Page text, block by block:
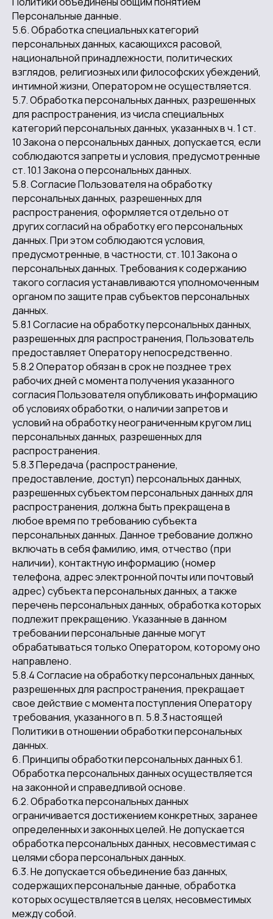
Персональные данные.
5.6. Обработка специальных категорий
персональных данных, касающихся расовой,
национальной принадлежности, политических
взглядов, религиозных или философских убеждений,
интимной жизни, Оператором не осуществляется.
5.7. Обработка персональных данных, разрешенных
для распространения, из числа специальных
категорий персональных данных, указанных в ч. 1 ст.
10 Закона о персональных данных, допускается, если
соблюдаются запреты и условия, предусмотренные
ст. 10.1 Закона о персональных данных.
5.8. Согласие Пользователя на обработку
персональных данных, разрешенных для
распространения, оформляется отдельно от
других согласий на обработку его персональных
данных. При этом соблюдаются условия,
предусмотренные, в частности, ст. 10.1 Закона о
персональных данных. Требования к содержанию
такого согласия устанавливаются уполномоченным
органом по защите прав субъектов персональных
данных.
5.8.1 Согласие на обработку персональных данных,
разрешенных для распространения, Пользователь
предоставляет Оператору непосредственно.
5.8.2 Оператор обязан в срок не позднее трех
рабочих дней с момента получения указанного
согласия Пользователя опубликовать информацию
об условиях обработки, о наличии запретов и
условий на обработку неограниченным кругом лиц
персональных данных, разрешенных для
распространения.
5.8.3 Передача (распространение,
предоставление, доступ) персональных данных,
разрешенных субъектом персональных данных для
распространения, должна быть прекращена в
любое время по требованию субъекта
персональных данных. Данное требование должно
включать в себя фамилию, имя, отчество (при
наличии), контактную информацию (номер
телефона, адрес электронной почты или почтовый
адрес) субъекта персональных данных, а также
перечень персональных данных, обработка которых
подлежит прекращению. Указанные в данном
требовании персональные данные могут
обрабатываться только Оператором, которому оно
направлено.
5.8.4 Согласие на обработку персональных данных,
разрешенных для распространения, прекращает
свое действие с момента поступления Оператору
требования, указанного в п. 5.8.3 настоящей
Политики в отношении обработки персональных
данных.
6. Принципы обработки персональных данных 6.1.
Обработка персональных данных осуществляется
на законной и справедливой основе.
6.2. Обработка персональных данных
ограничивается достижением конкретных, заранее
определенных и законных целей. Не допускается
обработка персональных данных, несовместимая с
целями сбора персональных данных.
6.3. Не допускается объединение баз данных,
содержащих персональные данные, обработка
которых осуществляется в целях, несовместимых
между собой.